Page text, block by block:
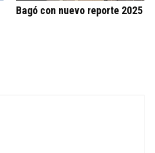
Bagó con nuevo reporte 2025